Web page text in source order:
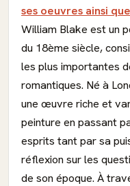
ses oeuvres ainsi
William Blake est un
du 18ème siècle,
les plus importantes
romantiques. Né à
une œuvre riche et
peinture en passant
esprits tant par sa
réflexion sur les
de son époque. À